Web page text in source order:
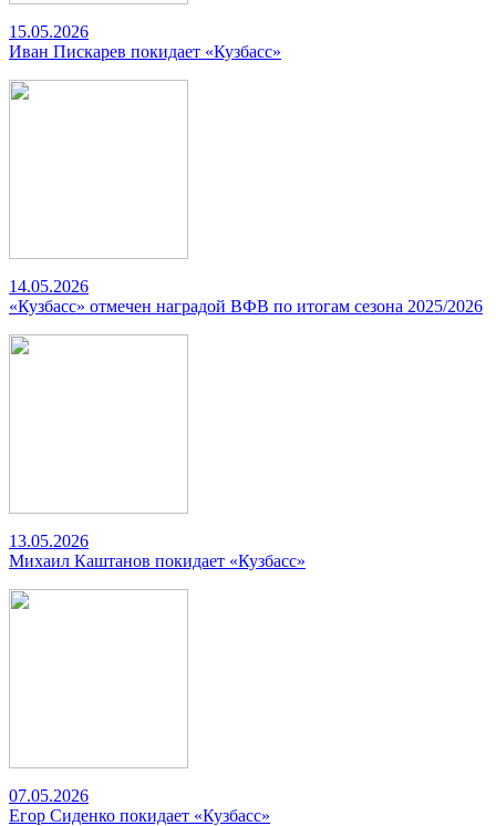
15.05.2026
Иван Пискарев покидает «Кузбасс»
14.05.2026
«Кузбасс» отмечен наградой ВФВ по итогам сезона 2025/2026
13.05.2026
Михаил Каштанов покидает «Кузбасс»
07.05.2026
Егор Сиденко покидает «Кузбасс»